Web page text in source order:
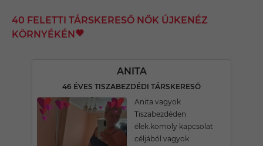
40 FELETTI TÁRSKERESŐ NŐK ÚJKENÉZ
KÖRNYÉKÉN
ANITA
46 ÉVES TISZABEZDÉDI TÁRSKERESŐ
Anita vagyok
Tiszabezdéden
élek.komoly kapcsolat
céljából vagyok